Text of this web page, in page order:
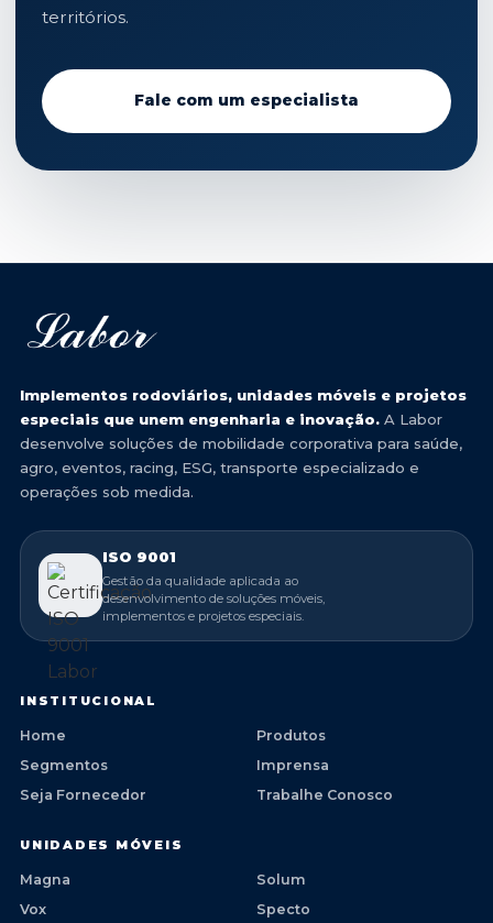
territórios.
Fale com um especialista
Implementos rodoviários, unidades móveis e projetos
especiais que unem engenharia e inovação. A Labor
desenvolve soluções de mobilidade corporativa para saúde,
agro, eventos, racing, ESG, transporte especializado e
operações sob medida.
ISO 9001
Gestão da qualidade aplicada ao
desenvolvimento de soluções móveis,
implementos e projetos especiais.
INSTITUCIONAL
Home
Produtos
Segmentos
Imprensa
Seja Fornecedor
Trabalhe Conosco
UNIDADES MÓVEIS
Magna
Solum
Vox
Specto